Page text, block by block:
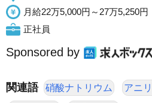
月給22万5,000円～27万5,250円
正社員
Sponsored by
関連語 硝酸ナトリウム アニ